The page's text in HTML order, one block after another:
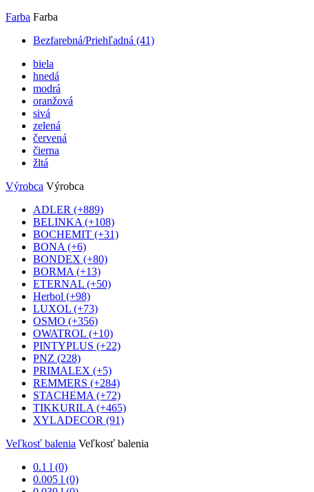
Farba Farba
Bezfarebná/Priehľadná (41)
biela
hnedá
modrá
oranžová
sivá
zelená
červená
čierna
žltá
Výrobca Výrobca
ADLER (+889)
BELINKA (+108)
BOCHEMIT (+31)
BONA (+6)
BONDEX (+80)
BORMA (+13)
ETERNAL (+50)
Herbol (+98)
LUXOL (+73)
OSMO (+356)
OWATROL (+10)
PINTYPLUS (+22)
PNZ (228)
PRIMALEX (+5)
REMMERS (+284)
STACHEMA (+72)
TIKKURILA (+465)
XYLADECOR (91)
Veľkosť balenia Veľkosť balenia
0.1 l (0)
0.005 l (0)